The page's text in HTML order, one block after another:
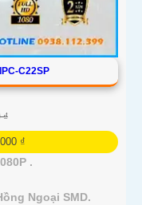
C22SP
₫
₫
.
Ngoại SMD.